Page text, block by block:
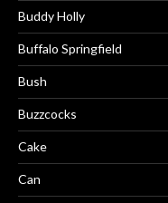
Buddy Holly
Buffalo Springfield
Bush
Buzzcocks
Cake
Can